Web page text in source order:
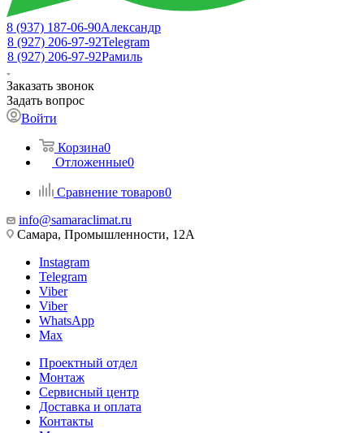
8 (937) 187-06-90Александр
8 (927) 206-97-92Telegram
8 (927) 206-97-92Рамиль
Заказать звонок
Задать вопрос
Войти
Корзина0
Отложенные0
Сравнение товаров0
info@samaraclimat.ru
Самара, Промышленности, 12А
Instagram
Telegram
Viber
Viber
WhatsApp
Max
Проектный отдел
Монтаж
Сервисный центр
Доставка и оплата
Контакты